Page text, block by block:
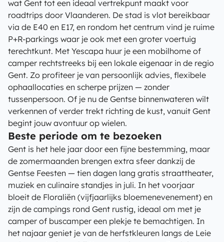
wat Gent tot een ideaal vertrekpunt maakt voor
roadtrips door Vlaanderen. De stad is vlot bereikbaar
via de E40 en E17, en rondom het centrum vind je ruime
P+R-parkings waar je ook met een groter voertuig
terechtkunt. Met Yescapa huur je een mobilhome of
camper rechtstreeks bij een lokale eigenaar in de regio
Gent. Zo profiteer je van persoonlijk advies, flexibele
ophaallocaties en scherpe prijzen — zonder
tussenpersoon. Of je nu de Gentse binnenwateren wilt
verkennen of verder trekt richting de kust, vanuit Gent
begint jouw avontuur op wielen.
Beste periode om te bezoeken
Gent is het hele jaar door een fijne bestemming, maar
de zomermaanden brengen extra sfeer dankzij de
Gentse Feesten — tien dagen lang gratis straattheater,
muziek en culinaire standjes in juli. In het voorjaar
bloeit de Floraliën (vijfjaarlijks bloemenevenement) en
zijn de campings rond Gent rustig, ideaal om met je
camper of buscamper een plekje te bemachtigen. In
het najaar geniet je van de herfstkleuren langs de Leie